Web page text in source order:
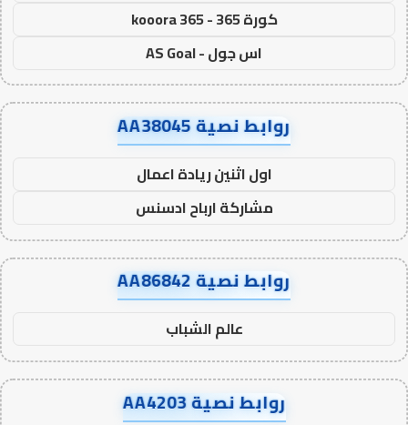
كورة 365 - kooora 365
اس جول - AS Goal
روابط نصية AA38045
اول اثنين ريادة اعمال
مشاركة ارباح ادسنس
روابط نصية AA86842
عالم الشباب
روابط نصية AA4203